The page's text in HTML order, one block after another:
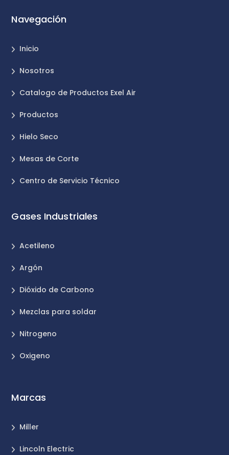
Navegación
Inicio
Nosotros
Catalogo de Productos Exel Air
Productos
Hielo Seco
Mesas de Corte
Centro de Servicio Técnico
Gases Industriales
Acetileno
Argón
Dióxido de Carbono
Mezclas para soldar
Nitrogeno
Oxigeno
Marcas
Miller
Lincoln Electric